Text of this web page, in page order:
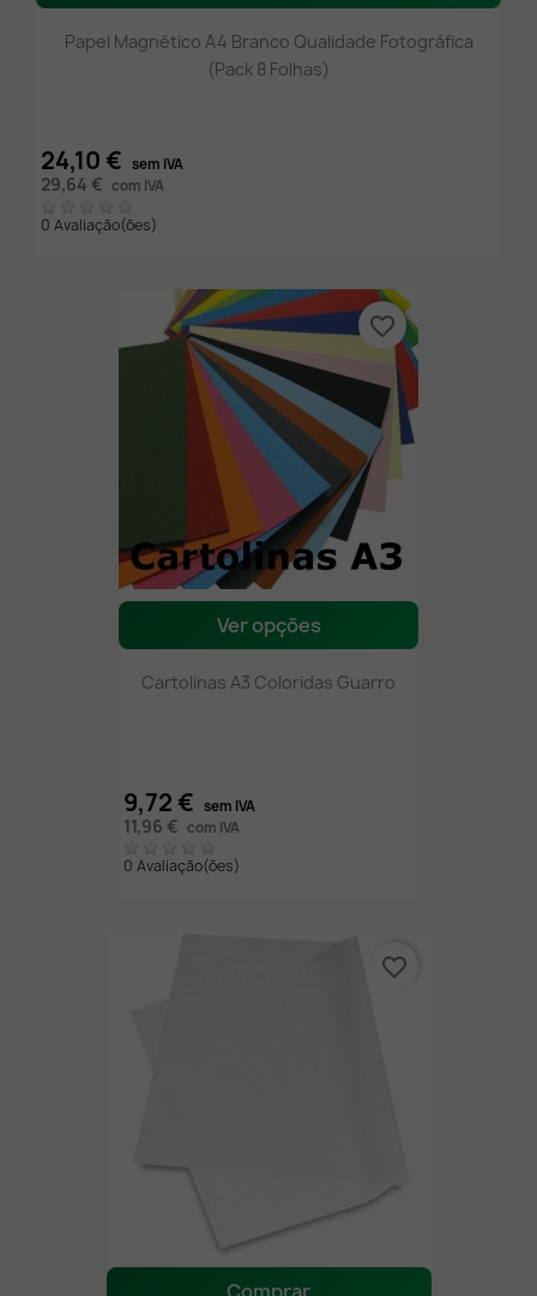
Papel Magnético A4 Branco Qualidade Fotográfica
(Pack 8 Folhas)
24,10 € sem IVA
29,64 € com IVA
0 Avaliação(ões)
Ver opções
Cartolinas A3 Coloridas Guarro
9,72 € sem IVA
11,96 € com IVA
0 Avaliação(ões)
favorite_border
favorite_border